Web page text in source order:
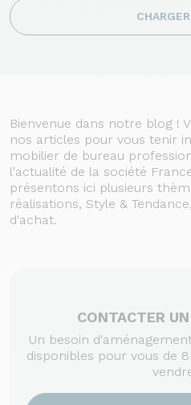
Bienvenue dans notre blog !
nos articles pour vous tenir
mobilier de bureau
l'actualité de la société
présentons ici plusieurs
réalisations, Style &
d'achat.
CONTACTER
Un besoin
disponibles pour vous de